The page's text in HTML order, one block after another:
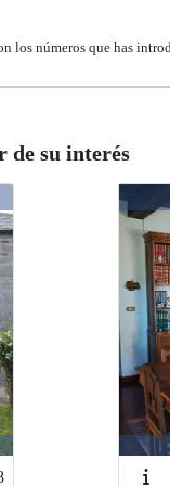
los números que has
de su interés
523-
523-